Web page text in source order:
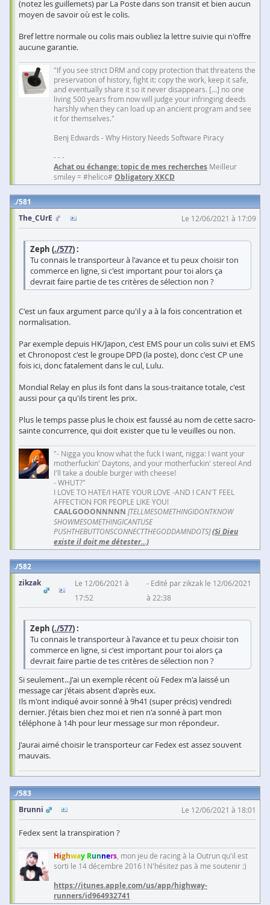
(notez les guillemets) par La Poste dans son transit et bien aucun
moyen de savoir où est le colis.
Bref lettre normale ou colis mais oubliez la lettre suivie qui n'offre
aucune garantie.
"If you see strict DRM and copy protection that threatens the
preservation of history, fight it: copy the work, keep it safe,
and eventually share it so it never disappears. [...] no one
living 500 years from now will judge your infringing deeds
harshly when they can load up an ancient program and see
it for themselves."
Benj Edwards - Why History Needs Software Piracy
- - -
Achat ou échange: topic de mes recherches Meilleur
smiley = #helico#Obligatory XKCD
581
The_CUrE
Le 12/06/2021 à 17:09
Zeph (./577) :
Tu connais le transporteur à l'avance et tu peux choisir ton
commerce en ligne, si c'est important pour toi alors ça
devrait faire partie de tes critères de sélection non ?
C'est un faux argument parce qu'il y a à la fois concentration et
normalisation.
Par exemple depuis HK/Japon, c'est EMS pour un colis suivi et EMS
et Chronopost c'est le groupe DPD (la poste), donc c'est CP une
fois ici, donc fatalement dans le cul, Lulu.
Mondial Relay en plus ils font dans la sous-traitance totale, c'est
aussi pour ça qu'ils tirent les prix.
Plus le temps passe plus le choix est faussé au nom de cette sacro-
sainte concurrence, qui doit exister que tu le veuilles ou non.
"- Nigga you know what the fuck I want, nigga: I want your
motherfuckin' Daytons, and your motherfuckin' stereo! And
I'll take a double burger with cheese!
- WHUT?"
I LOVE TO HATE/I HATE YOUR LOVE -AND I CAN'T FEEL
AFFECTION FOR PEOPLE LIKE YOU!
CAALGOOONNNNN [TELLMESOMETHINGIDONTKNOW
SHOWMESOMETHINGICANTUSE
PUSHTHEBUTTONSCONNECTTHEGODDAMNDOTS](Si Dieu
existe il doit me détester...)
582
zikzak
Le 12/06/2021 à
17:52
Edité par zikzak le 12/06/2021
à 22:38
Zeph (./577) :
Tu connais le transporteur à l'avance et tu peux choisir ton
commerce en ligne, si c'est important pour toi alors ça
devrait faire partie de tes critères de sélection non ?
Si seulement...J'ai un exemple récent où Fedex m'a laissé un
message car j'étais absent d'après eux.
Ils m'ont indiqué avoir sonné à 9h41 (super précis) vendredi
dernier. J'étais bien chez moi et rien n'a sonné à part mon
téléphone à 14h pour leur message sur mon répondeur.
J'aurai aimé choisir le transporteur car Fedex est assez souvent
mauvais.
583
Brunni
Le 12/06/2021 à 18:01
Fedex sent la transpiration ?
Highway Runners , mon jeu de racing à la Outrun qu'il est
sorti le 14 décembre 2016 ! N'hésitez pas à me soutenir :)
https://itunes.apple.com/us/app/highway-
runners/id964932741